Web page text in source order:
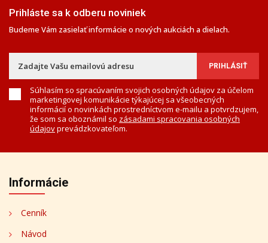
Prihláste sa k odberu noviniek
Budeme Vám zasielať informácie o nových aukciách a dielach.
Súhlasím so spracúvaním svojich osobných údajov za účelom
marketingovej komunikácie týkajúcej sa všeobecných
informácií o novinkách prostredníctvom e-mailu a potvrdzujem,
že som sa oboznámil so zásadami spracovania osobných
údajovprevádzkovateľom.
Informácie
Cenník
Návod